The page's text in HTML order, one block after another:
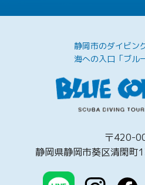
静岡市のダイビン
海への入口「ブル
〒420-
静岡県静岡市葵区清閑